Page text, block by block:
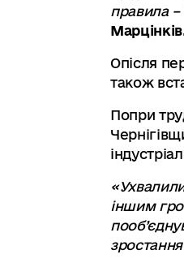
правила
Опісля
також
Попри
іншим